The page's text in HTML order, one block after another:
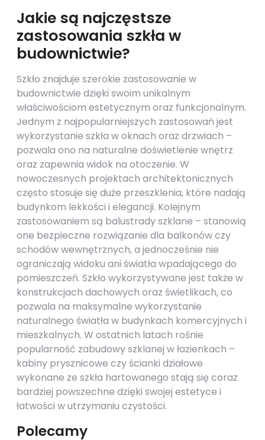
Jakie są najczęstsze
zastosowania szkła w
budownictwie?
Szkło znajduje szerokie zastosowanie w
budownictwie dzięki swoim unikalnym
właściwościom estetycznym oraz funkcjonalnym.
Jednym z najpopularniejszych zastosowań jest
wykorzystanie szkła w oknach oraz drzwiach –
pozwala ono na naturalne doświetlenie wnętrz
oraz zapewnia widok na otoczenie. W
nowoczesnych projektach architektonicznych
często stosuje się duże przeszklenia, które nadają
budynkom lekkości i elegancji. Kolejnym
zastosowaniem są balustrady szklane – stanowią
one bezpieczne rozwiązanie dla balkonów czy
schodów wewnętrznych, a jednocześnie nie
ograniczają widoku ani światła wpadającego do
pomieszczeń. Szkło wykorzystywane jest także w
konstrukcjach dachowych oraz świetlikach, co
pozwala na maksymalne wykorzystanie
naturalnego światła w budynkach komercyjnych i
mieszkalnych. W ostatnich latach rośnie
popularność zabudowy szklanej w łazienkach –
kabiny prysznicowe czy ścianki działowe
wykonane ze szkła hartowanego stają się coraz
bardziej powszechne dzięki swojej estetyce i
łatwości w utrzymaniu czystości.
Polecamy